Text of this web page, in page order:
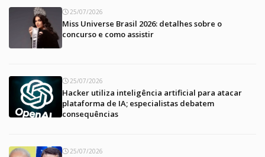
25/07/2026
Miss Universe Brasil 2026: detalhes sobre o
concurso e como assistir
25/07/2026
Hacker utiliza inteligência artificial para atacar
plataforma de IA; especialistas debatem
consequências
25/07/2026